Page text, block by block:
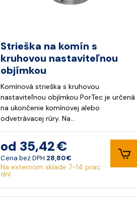
Strieška na komín s
kruhovou nastaviteľnou
objímkou
Komínová strieška s kruhovou
nastaviteľnou objímkou PorTec je určená
na ukončenie komínovej alebo
odvetrávacej rúry. Na…
od 35,42 €
Cena bez DPH 28,80 €
Na externom sklade 7-14 prac.
dní